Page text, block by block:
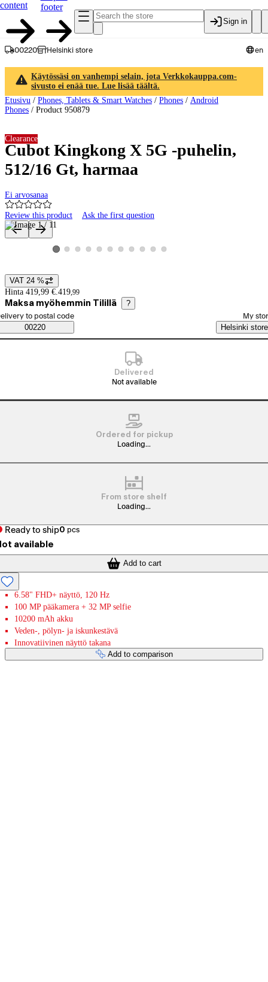
content
footer
Sign in
00220 Helsinki store en
Käytössäsi on vanhempi selain, jota Verkkokauppa.com-
sivusto ei enää tue. Lue lisää täältä.
Etusivu / Phones, Tablets & Smart Watches / Phones / Android
Phones / Product 950879
Cubot Kingkong X 5G -puhelin,
512/16 Gt, harmaa
Ei arvosanaa
Review this product Ask the first question
Clearance
Product images and videos
View product image 1
View product image 2
View product image 3
View product image 4
View product image 5
View product image 6
View product image 7
View product image 8
View product image 9
View product image 10
View product image 11
Price details
VAT 24 %
Hinta 419,99 €. 419,99
Maksa myöhemmin Tilillä ?
Saatavuustiedot
order method
to postal code
00220
My
Helsinki store
Delivered
Not available
Ordered for pickup
Loading...
From store shelf
Loading...
Ready to ship0 pcs
available
Add to cart
6.58" FHD+ näyttö, 120 Hz
100 MP pääkamera + 32 MP selfie
10200 mAh akku
Veden-, pölyn- ja iskunkestävä
Innovatiivinen näyttö takana
Add to comparison